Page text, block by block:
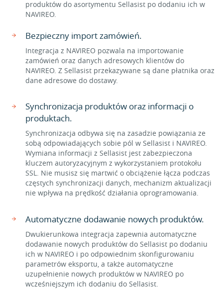
produktów do asortymentu Sellasist po dodaniu ich w
NAVIREO.
Bezpieczny import zamówień.
Integracja z NAVIREO pozwala na importowanie
zamówień oraz danych adresowych klientów do
NAVIREO. Z Sellasist przekazywane są dane płatnika oraz
dane adresowe do dostawy.
Synchronizacja produktów oraz informacji o
produktach.
Synchronizacja odbywa się na zasadzie powiązania ze
sobą odpowiadających sobie pól w Sellasist i NAVIREO.
Wymiana informacji z Sellasist jest zabezpieczona
kluczem autoryzacyjnym z wykorzystaniem protokołu
SSL. Nie musisz się martwić o obciążenie łącza podczas
częstych synchronizacji danych, mechanizm aktualizacji
nie wpływa na prędkość działania oprogramowania.
Automatyczne dodawanie nowych produktów.
Dwukierunkowa integracja zapewnia automatyczne
dodawanie nowych produktów do Sellasist po dodaniu
ich w NAVIREO i po odpowiednim skonfigurowaniu
parametrów eksportu, a także automatyczne
uzupełnienie nowych produktów w NAVIREO po
wcześniejszym ich dodaniu do Sellasist.